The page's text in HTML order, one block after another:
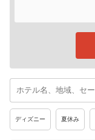
ディズニー 夏休み